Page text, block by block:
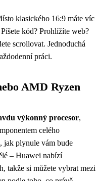
klasického 16:9 máte víc
kód? Prohlížíte web?
scrollovat. Jednoduchá
práci.
AMD Ryzen
výkonný procesor,
celého
jak plynule vám bude
– Huawei nabízí
takže si můžete vybrat mezi